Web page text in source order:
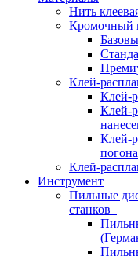
Нить
Кромочный
Клей-
Клей-
Клей-
Клей-
Клей-
Инструмент
Пильные
станков